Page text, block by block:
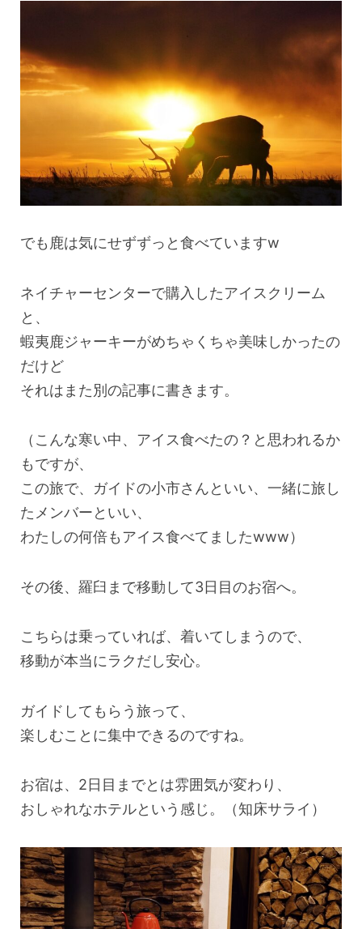
でも鹿は気にせずずっと食べていますw
ネイチャーセンターで購入したアイスクリーム
と、
蝦夷鹿ジャーキーがめちゃくちゃ美味しかったの
だけど
それはまた別の記事に書きます。
（こんな寒い中、アイス食べたの？と思われるか
もですが、
この旅で、ガイドの小市さんといい、一緒に旅し
たメンバーといい、
わたしの何倍もアイス食べてましたwww）
その後、羅臼まで移動して3日目のお宿へ。
こちらは乗っていれば、着いてしまうので、
移動が本当にラクだし安心。
ガイドしてもらう旅って、
楽しむことに集中できるのですね。
お宿は、2日目までとは雰囲気が変わり、
おしゃれなホテルという感じ。（知床サライ）